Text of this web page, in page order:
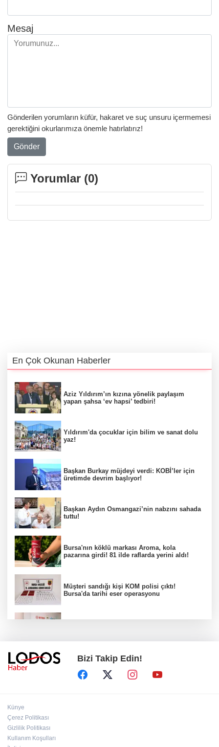
Mesaj
Gönderilen yorumların küfür, hakaret ve suç unsuru içermemesi
gerektiğini okurlarımıza önemle hatırlatırız!
Gönder
Yorumlar (0)
En Çok Okunan Haberler
Aziz Yıldırım’ın kızına yönelik paylaşım
yapan şahsa ‘ev hapsi’ tedbiri!
Yıldırım'da çocuklar için bilim ve sanat dolu
yaz!
Başkan Burkay müjdeyi verdi: KOBİ’ler için
üretimde devrim başlıyor!
Başkan Aydın Osmangazi’nin nabzını sahada
tuttu!
Bursa'nın köklü markası Aroma, kola
pazarına girdi! 81 ilde raflarda yerini aldı!
Müşteri sandığı kişi KOM polisi çıktı!
Bursa'da tarihi eser operasyonu
Yıldırım Belediyesi'nden uluslararası
geleceğe taşınacak!
Bizi Takip Edin!
Künye
Çerez Politikası
Gizlilik Politikası
Kullanım Koşulları